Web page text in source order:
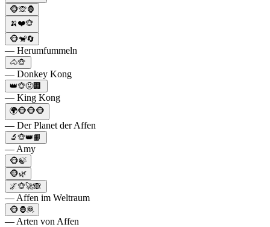
🐵🙊🦍
🍌❤️🐵
🐵🐒🔄
— Herumfummeln
🐴🐵
— Donkey Kong
👑🐵😡🏢
— King Kong
🌍🐵🐵🐵
— Der Planet der Affen
🔬🐵👑📙
— Amy
🐵🍃
🐵🌿
🌌🐵🚀🙈
— Affen im Weltraum
🐵🦍🦧
— Arten von Affen